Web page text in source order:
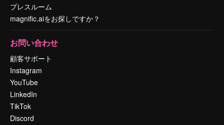
プレスルーム
magnific.aiをお探しですか？
お問い合わせ
顧客サポート
Instagram
YouTube
LinkedIn
TikTok
Discord